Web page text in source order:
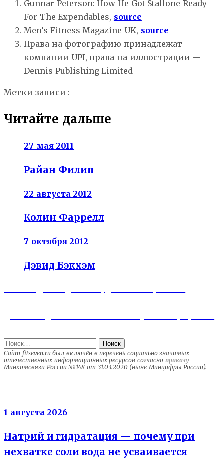
Gunnar Peterson: How He Got Stallone Ready
For The Expendables, source
Men’s Fitness Magazine UK, source
Права на фотографию принадлежат
компании UPI, права на иллюстрации —
Dennis Publishing Limited
Метки записи :
Читайте дальше
27 мая 2011
Райан Филип
22 августа 2012
Колин Фаррелл
7 октября 2012
Дэвид Бэкхэм
Навигация
записям
Найти:
Сайт fitseven.ru был включён в перечень социально значимых
отечественных информационных ресурсов согласно приказу
Минкомсвязи России №148 от 31.03.2020 (ныне Минцифры России).
1 августа 2026
Натрий и гидратация — почему при
нехватке соли вода не усваивается